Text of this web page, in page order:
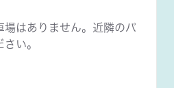
ません。近隣のパ
い。